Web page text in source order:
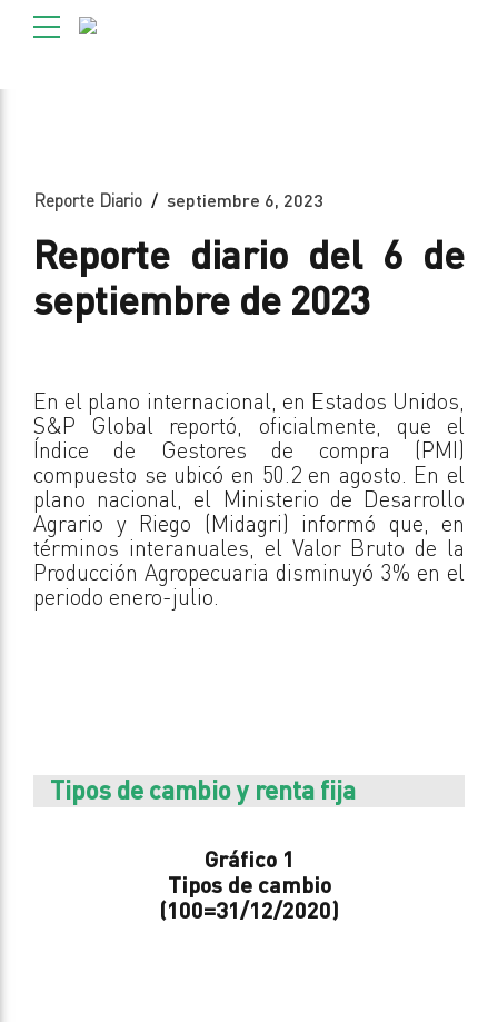
Reporte Diario septiembre 6, 2023
Reporte diario del 6 de
septiembre de 2023
En el plano internacional, en Estados Unidos,
S&P Global reportó, oficialmente, que el
Índice de Gestores de compra (PMI)
compuesto se ubicó en 50.2 en agosto. En el
plano nacional, el Ministerio de Desarrollo
Agrario y Riego (Midagri) informó que, en
términos interanuales, el Valor Bruto de la
Producción Agropecuaria disminuyó 3% en el
periodo enero-julio.
Tipos de cambio y renta fija
Gráfico 1
Tipos de cambio
(100=31/12/2020)